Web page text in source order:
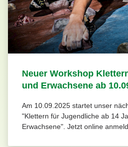
Neuer Workshop
und Erwachsene ab
Am 10.09.2025 startet unser
"Klettern für Jugendliche ab 14
Erwachsene". Jetzt online